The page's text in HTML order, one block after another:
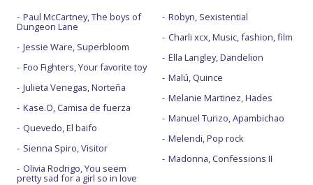
Paul McCartney, The boys of
Dungeon Lane
Jessie Ware, Superbloom
Foo Fighters, Your favorite toy
Julieta Venegas, Norteña
Kase.O, Camisa de fuerza
Quevedo, El baifo
Sienna Spiro, Visitor
Olivia Rodrigo, You seem
pretty sad for a girl so in love
Robyn, Sexistential
Charli xcx, Music, fashion, film
Ella Langley, Dandelion
Malú, Quince
Melanie Martinez, Hades
Manuel Turizo, Apambichao
Melendi, Pop rock
Madonna, Confessions II